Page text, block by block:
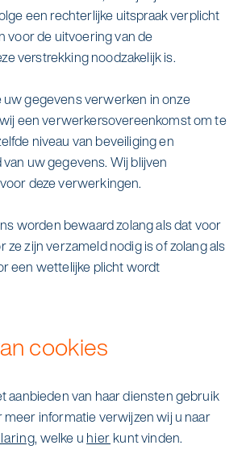
een rechterlijke uitspraak verplicht
voor de uitvoering van de
verstrekking noodzakelijk is.
gegevens verwerken in onze
een verwerkersovereenkomst om te
niveau van beveiliging en
uw gegevens. Wij blijven
deze verwerkingen.
worden bewaard zolang als dat voor
ze zijn verzameld nodig is of zolang als
een wettelijke plicht wordt
cookies
aanbieden van haar diensten gebruik
meer informatie verwijzen wij u naar
, welke u hier kunt vinden.